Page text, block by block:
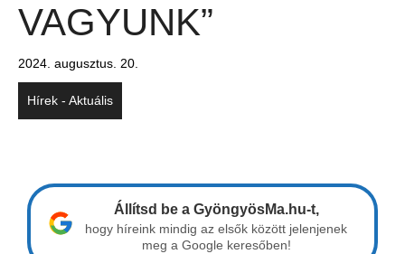
VAGYUNK”
2024. augusztus. 20.
Hírek - Aktuális
Állítsd be a GyöngyösMa.hu-t,
hogy híreink mindig az elsők között jelenjenek
meg a Google keresőben!